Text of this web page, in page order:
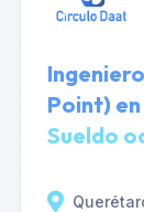
Point)
Sueldo